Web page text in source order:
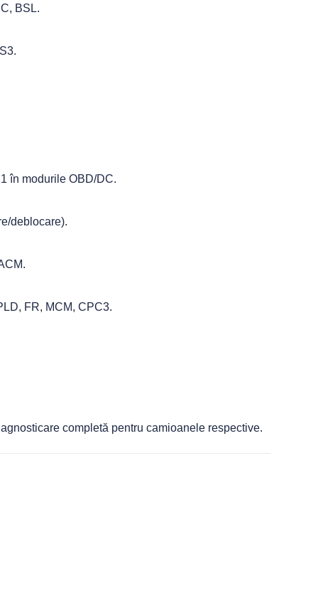
BSL.
în modurile OBD/DC.
deblocare).
FR, MCM, CPC3.
completă pentru camioanele respective.